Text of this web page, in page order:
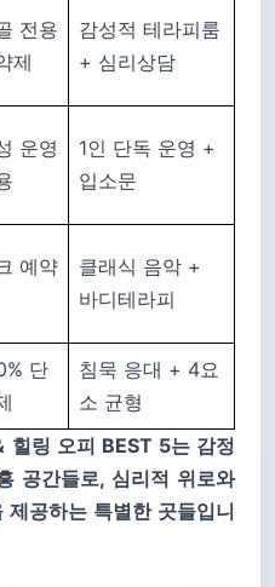
전용
제
감성적 테라피룸
+ 심리상담
운영
1인 단독 운영 +
입소문
예약
클래식 음악 +
바디테라피
단
침묵 응대 + 4요
소 균형
힐링 오피 BEST 5는 감정
공간들로, 심리적 위로와
공하는 특별한 곳들입니